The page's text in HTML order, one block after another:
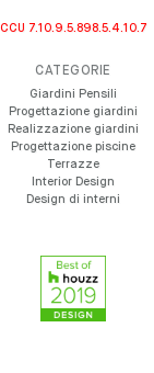
CCU 7.10.9.5.898.5.4.10.7
CATEGORIE
Giardini Pensili
Progettazione giardini
Realizzazione giardini
Progettazione piscine
Terrazze
Interior Design
Design di interni